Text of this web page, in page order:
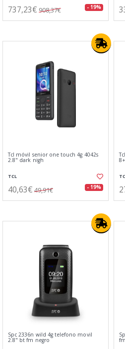
737,23€ 908,37€ - 19%
Tcl móvil senior one touch 4g 4042s
2.8" dark nigh
TCL
40,63€ 49,91€ - 19%
Spc 2336n wild 4g telefono movil
2.8" bt fm negro